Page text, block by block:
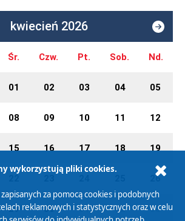
kwiecień 2026
Śr. Czw. Pt. Sob. Nd.
01 02 03 04 05
08 09 10 11 12
15 16 17 18 19
26
29 30 01 02 03
wykorzystują pliki cookies.
za pomocą cookies i podobnych
reklamowych i statystycznych oraz w celu